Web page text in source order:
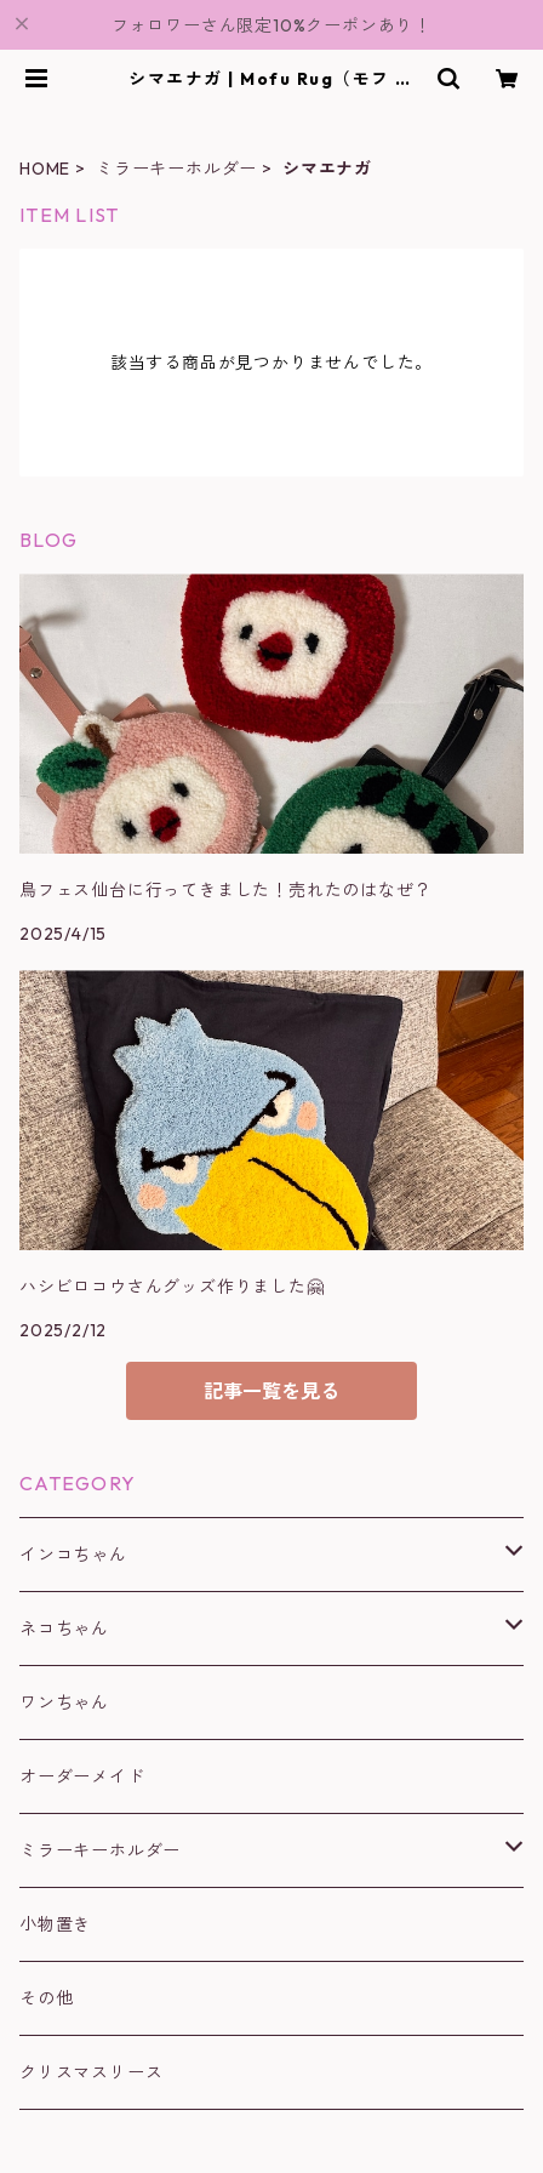
フォロワーさん限定10%クーポンあり！
シマエナガ | Mofu Rug（モフ ラ
HOME ミラーキーホルダー シマエナガ
ITEM LIST
該当する商品が見つかりませんでした。
BLOG
鳥フェス仙台に行ってきました！売れたのはなぜ？
2025/4/15
ハシビロコウさんグッズ作りました🤗
2025/2/12
記事一覧を見る
CATEGORY
インコちゃん
オカメインコ
コザクラインコ
セキセイインコ
文鳥
ウロコインコ
シマエナガ
スズメ
ネコちゃん
白
黒
ハチワレ
茶トラ
シルバー
ワンちゃん
オーダーメイド
ミラーキーホルダー
肉球
ハート
オカメインコ
小物置き
その他
クリスマスリース